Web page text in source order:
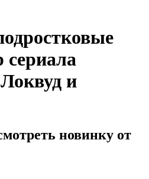
и
новинку от